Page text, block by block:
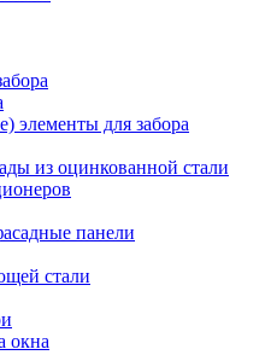
элементы для забора
из оцинкованной стали
панели
стали
окна